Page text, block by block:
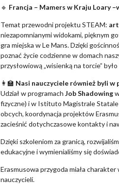
🔹 Francja – Mamers w Kraju Loary
Temat przewodni projektu STEAM:
niezapomnianymi widokami, pięknym
gra miejska w Le Mans. Dzięki
poznać życie codzienne w domach
przysłowiową „wisienką na torcie”
👩 Nasi nauczyciele również byli w
Udział w programach Job Shadowing
fizyczne) i w Istituto Magistrale Statale
obcych, koordynacja projektów
zacieśnić dotychczasowe kontakty i
Dzięki szkoleniom za granicą,
edukacyjne i wymienialiśmy się
Erasmusowa przygoda miała
nauczycieli.